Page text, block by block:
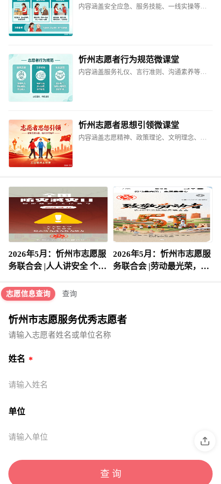
内容涵盖安全应急、服务技能、一线实操等方面
忻州志愿者行为规范微课堂
内容涵盖服务礼仪、言行准则、沟通素养等方面的课程
忻州志愿者思想引领微课堂
内容涵盖志愿精神、政策理论、文明理念、价值引领等方面的课程
2026年5月：忻州市志愿服
务联合会 |人人讲安全 个个
能力
2026年5月：忻州市志愿服
务联合会 |劳动最光荣，志
志愿信息查询 查询
忻州市志愿服务优秀志愿者
请输入志愿者姓名或单位名称
姓名
请输入姓名
单位
请输入单位
查 询